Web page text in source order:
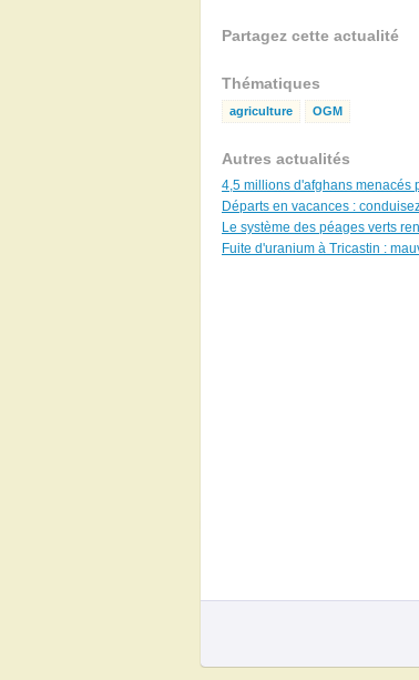
Partagez cette actualité
Thématiques
agriculture OGM
Autres actualités
4,5 millions d'afghans menacés
Départs en vacances :
Le système des péages verts
Fuite d'uranium à Tricastin :